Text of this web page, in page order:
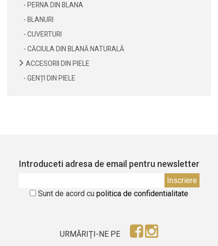
- PERNA DIN BLANA
- BLANURI
- CUVERTURI
- CĂCIULA DIN BLANĂ NATURALĂ
ACCESORII DIN PIELE
- GENȚI DIN PIELE
Introduceti adresa de email pentru newsletter
Sunt de acord cu politica de confidentialitate
URMĂRIȚI-NE PE